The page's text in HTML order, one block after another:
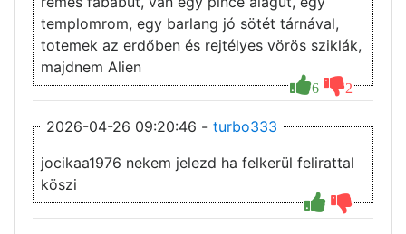
6 2
templomrom, egy barlang jó sötét tárnával,
totemek az erdőben és rejtélyes vörös sziklák,
majdnem Alien
2026-04-26 09:20:46 - turbo333
jocikaa1976 nekem jelezd ha felkerül felirattal
köszi